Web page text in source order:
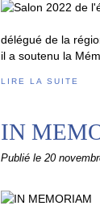
délégué de la
il a soutenu la
LIRE LA SUITE
IN
Publié le 20